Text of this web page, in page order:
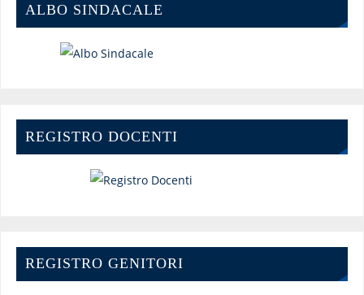
ALBO SINDACALE
REGISTRO DOCENTI
REGISTRO GENITORI